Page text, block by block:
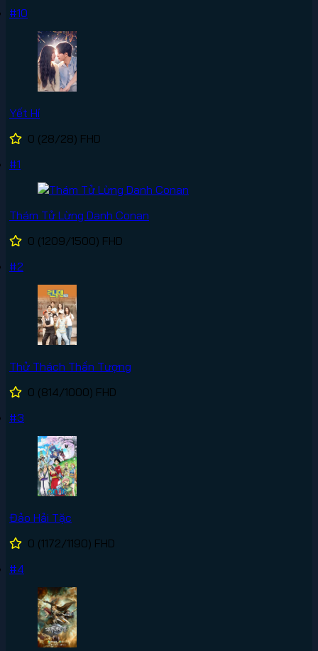
#10
Yết Hí
0 (28/28) FHD
#1
Thám Tử Lừng Danh Conan
0 (1209/1500) FHD
#2
Thử Thách Thần Tượng
0 (814/1000) FHD
#3
Đảo Hải Tặc
0 (1172/1190) FHD
#4